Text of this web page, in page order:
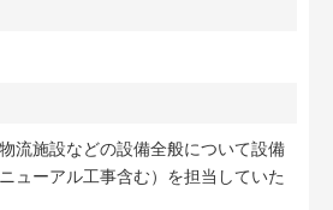
流施設などの設備全般について設備
ューアル工事含む）を担当していた